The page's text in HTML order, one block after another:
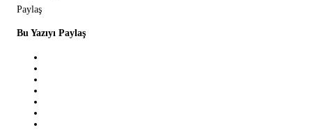
Paylaş
Bu Yazıyı Paylaş